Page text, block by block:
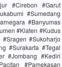
#Cirebon #Garut
#Sumedang
#Banyumas
#Klaten #Kudus
#Sukoharjo
#Surakarta #Tegal
#Jombang #Kediri
#Pamekasan